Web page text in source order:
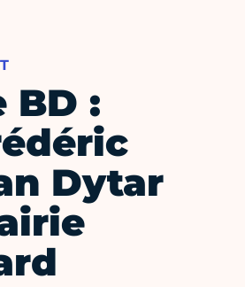
BD :
Dytar